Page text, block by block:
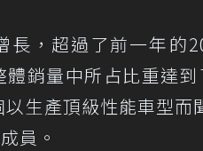
長，超過了前一年的
銷量中所占比重達
生產頂級性能車型而
員。